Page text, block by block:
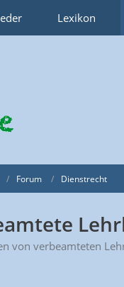
Lexikon
Forum Dienstrecht
von verbeamteten